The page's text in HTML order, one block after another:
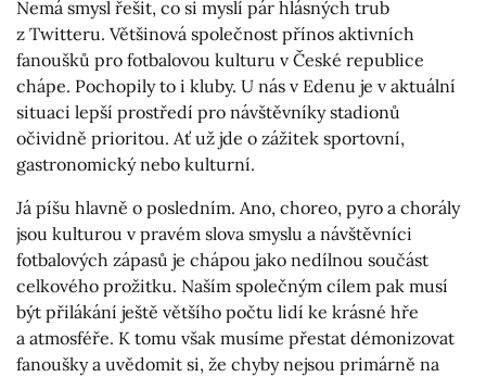
Nemá smysl řešit, co si myslí pár hlásných trub
z Twitteru. Většinová společnost přínos aktivních
fanoušků pro fotbalovou kulturu v České republice
chápe. Pochopily to i kluby. U nás v Edenu je v aktuální
situaci lepší prostředí pro návštěvníky stadionů
očividně prioritou. Ať už jde o zážitek sportovní,
gastronomický nebo kulturní.
Já píšu hlavně o posledním. Ano, choreo, pyro a chorály
jsou kulturou v pravém slova smyslu a návštěvníci
fotbalových zápasů je chápou jako nedílnou součást
celkového prožitku. Naším společným cílem pak musí
být přilákání ještě většího počtu lidí ke krásné hře
a atmosféře. K tomu však musíme přestat démonizovat
fanoušky a uvědomit si, že chyby nejsou primárně na